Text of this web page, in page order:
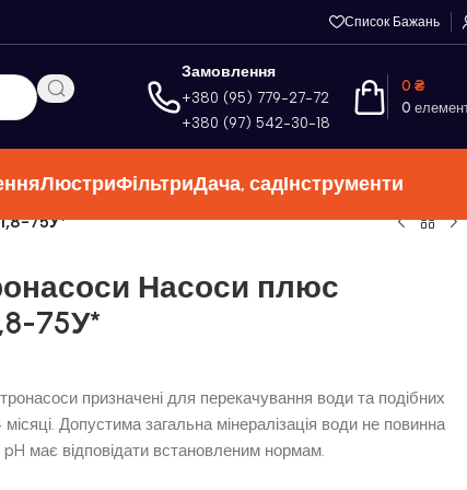
Список Бажань
Замовлення
+380 (95) 779-27-72
+380 (97) 542-30-18
0
0 ₴
ЛюстриФільтриДача, садІнструменти
75У*
Насоси плюс
75У*
призначені для перекачування води та подібних
Допустима загальна мінералізація води не повинна
має відповідати встановленим нормам.